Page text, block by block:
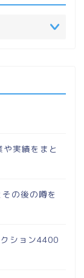
実績をまと
の後の噂を
ション4400